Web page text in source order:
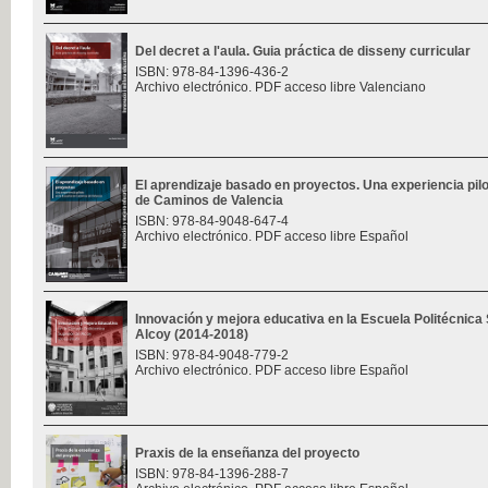
Del decret a l'aula. Guia práctica de disseny curricular
ISBN: 978-84-1396-436-2
Archivo electrónico. PDF acceso libre Valenciano
El aprendizaje basado en proyectos. Una experiencia
de Caminos de Valencia
ISBN: 978-84-9048-647-4
Archivo electrónico. PDF acceso libre Español
Innovación y mejora educativa en la Escuela Politécnica
Alcoy (2014-2018)
ISBN: 978-84-9048-779-2
Archivo electrónico. PDF acceso libre Español
Praxis de la enseñanza del proyecto
ISBN: 978-84-1396-288-7